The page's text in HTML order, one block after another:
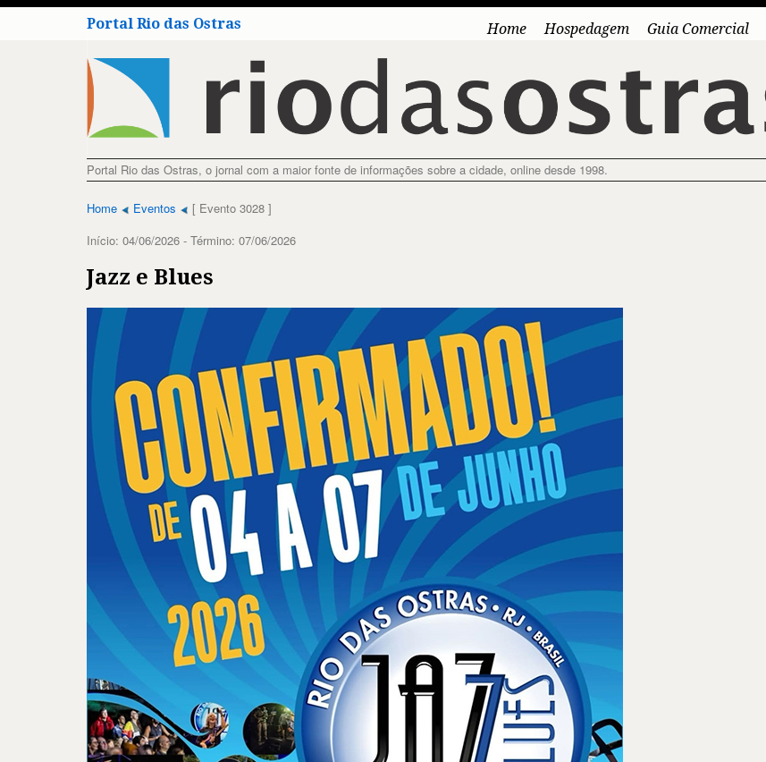
Portal Rio das Ostras Home Hospedagem Guia Comercial
Portal Rio das Ostras, o jornal com a maior fonte de informações sobre a cidade, online desde 1998.
Home Eventos
[ Evento 3028 ]
Início: 04/06/2026 - Término: 07/06/2026
Jazz e Blues